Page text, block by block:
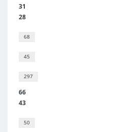
31
28
68
45
297
66
43
50